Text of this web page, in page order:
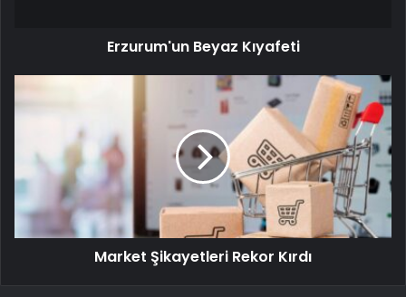
Erzurum'un Beyaz Kıyafeti
Market Şikayetleri Rekor Kırdı